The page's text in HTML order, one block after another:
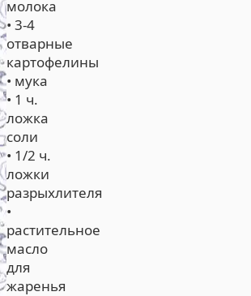
молока
• 3-4
отварные
картофелины
• мука
• 1 ч.
ложка
соли
• 1/2 ч.
ложки
разрыхлителя
•
растительное
масло
для
жаренья